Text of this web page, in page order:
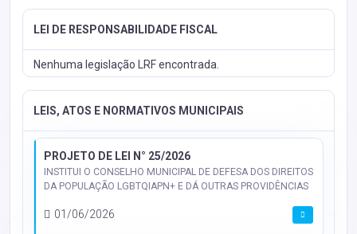
LEI DE RESPONSABILIDADE FISCAL
Nenhuma legislação LRF encontrada.
LEIS, ATOS E NORMATIVOS MUNICIPAIS
PROJETO DE LEI N° 25/2026
INSTITUI O CONSELHO MUNICIPAL DE DEFESA DOS DIREITOS
DA POPULAÇÃO LGBTQIAPN+ E DÁ OUTRAS PROVIDÊNCIAS
01/06/2026